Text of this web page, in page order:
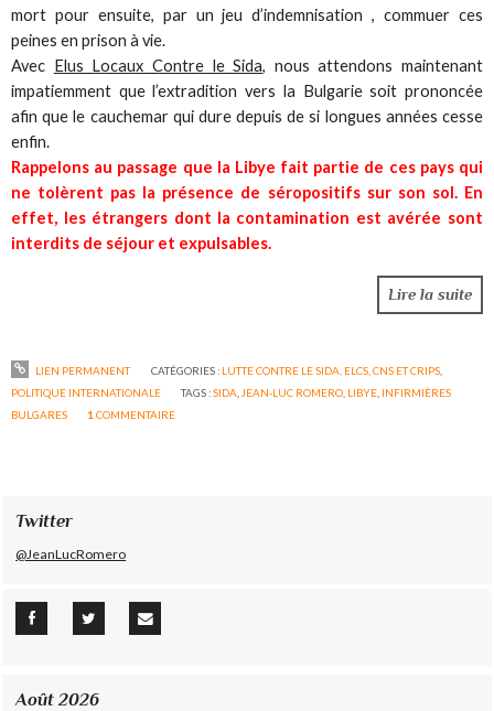
mort pour ensuite, par un jeu d’indemnisation , commuer ces
peines en prison à vie.
Avec Elus Locaux Contre le Sida, nous attendons maintenant
impatiemment que l’extradition vers la Bulgarie soit prononcée
afin que le cauchemar qui dure depuis de si longues années cesse
enfin.
Rappelons au passage que la Libye fait partie de ces pays qui
ne tolèrent pas la présence de séropositifs sur son sol. En
effet, les étrangers dont la contamination est avérée sont
interdits de séjour et expulsables.
Lire la suite
LIEN PERMANENT CATÉGORIES : LUTTE CONTRE LE SIDA, ELCS, CNS ET CRIPS,
POLITIQUE INTERNATIONALE
TAGS :SIDA JEAN-LUC ROMERO LIBYE INFIRMIÈRES
BULGARES
1 COMMENTAIRE
Twitter
@JeanLucRomero
Août 2026